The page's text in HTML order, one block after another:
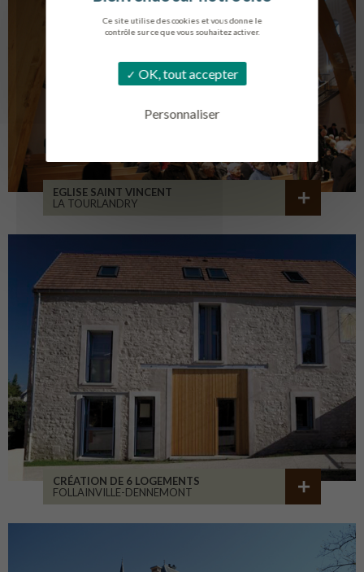
Ce site utilise des cookies et vous donne le
contrôle sur ce que vous souhaitez activer.
OK, tout accepter
Personnaliser
EGLISE SAINT VINCENT
LA TOURLANDRY
CRÉATION DE 6 LOGEMENTS
FOLLAINVILLE-DENNEMONT